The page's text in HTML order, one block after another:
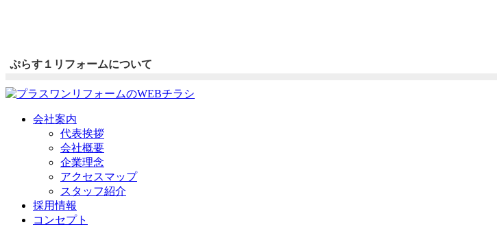
ぷらす１リフォームについて
会社案内
代表挨拶
会社概要
企業理念
アクセスマップ
スタッフ紹介
採用情報
コンセプト